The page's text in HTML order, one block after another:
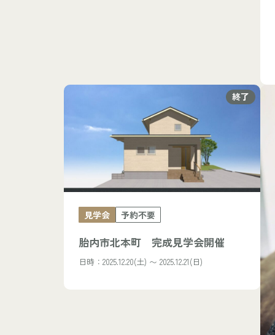
終了
見学会 予約不要
胎内市北本町 完成見学会開催
日時：2025.12.20(土) 〜 2025.12.21(日)